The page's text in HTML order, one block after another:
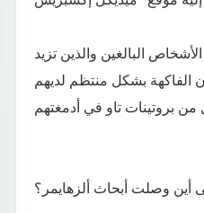
البالغين والذين تزيد
ويأكلون الفاكهة بشكل منتظم لديهم
أين وصلت أبحاث ألزهايمر؟